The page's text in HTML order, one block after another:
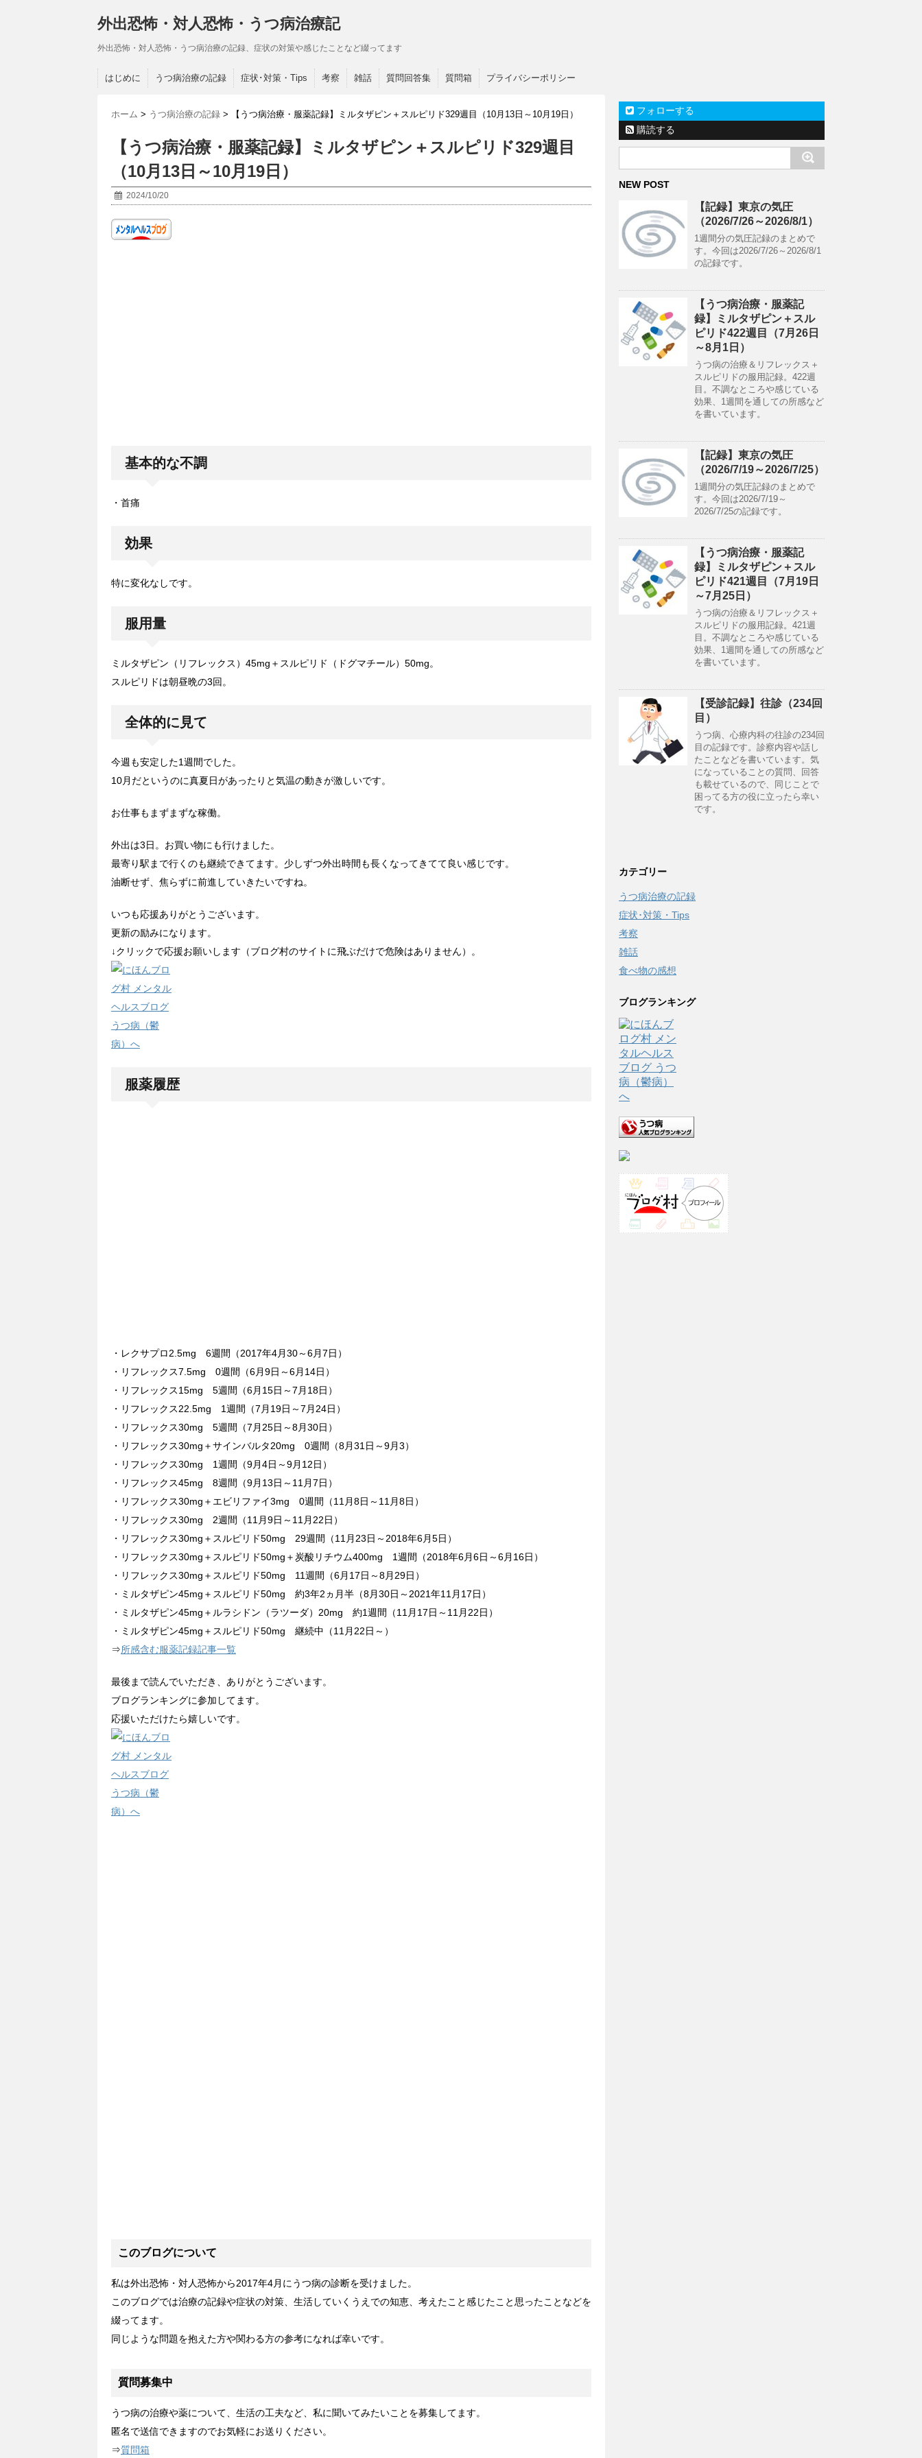
外出恐怖・対人恐怖・うつ病治療記
外出恐怖・対人恐怖・うつ病治療の記録、症状の対策や感じたことなど綴ってます
はじめに うつ病治療の記録 症状･対策・Tips 考察 雑話 質問回答集 質問箱 プライバシーポリシー
ホーム > うつ病治療の記録 > 【うつ病治療・服薬記録】ミルタザピン＋スルピリド329週目（10月13日～10月19日）
【うつ病治療・服薬記録】ミルタザピン＋スルピリド329週目
（10月13日～10月19日）
2024/10/20
基本的な不調
・首痛
効果
特に変化なしです。
服用量
ミルタザピン（リフレックス）45mg＋スルピリド（ドグマチール）50mg。
スルピリドは朝昼晩の3回。
全体的に見て
今週も安定した1週間でした。
10月だというのに真夏日があったりと気温の動きが激しいです。
お仕事もまずまずな稼働。
外出は3日。お買い物にも行けました。
最寄り駅まで行くのも継続できてます。少しずつ外出時間も長くなってきてて良い感じです。
油断せず、焦らずに前進していきたいですね。
いつも応援ありがとうございます。
更新の励みになります。
↓クリックで応援お願いします（ブログ村のサイトに飛ぶだけで危険はありません）。
服薬履歴
・レクサプロ2.5mg 6週間（2017年4月30～6月7日）
・リフレックス7.5mg 0週間（6月9日～6月14日）
・リフレックス15mg 5週間（6月15日～7月18日）
・リフレックス22.5mg 1週間（7月19日～7月24日）
・リフレックス30mg 5週間（7月25日～8月30日）
・リフレックス30mg＋サインバルタ20mg 0週間（8月31日～9月3）
・リフレックス30mg 1週間（9月4日～9月12日）
・リフレックス45mg 8週間（9月13日～11月7日）
・リフレックス30mg＋エビリファイ3mg 0週間（11月8日～11月8日）
・リフレックス30mg 2週間（11月9日～11月22日）
・リフレックス30mg＋スルピリド50mg 29週間（11月23日～2018年6月5日）
・リフレックス30mg＋スルピリド50mg＋炭酸リチウム400mg 1週間（2018年6月6日～6月16日）
・リフレックス30mg＋スルピリド50mg 11週間（6月17日～8月29日）
・ミルタザピン45mg＋スルピリド50mg 約3年2ヵ月半（8月30日～2021年11月17日）
・ミルタザピン45mg＋ルラシドン（ラツーダ）20mg 約1週間（11月17日～11月22日）
・ミルタザピン45mg＋スルピリド50mg 継続中（11月22日～）
⇒所感含む服薬記録記事一覧
最後まで読んでいただき、ありがとうございます。
ブログランキングに参加してます。
応援いただけたら嬉しいです。
このブログについて
私は外出恐怖・対人恐怖から2017年4月にうつ病の診断を受けました。
このブログでは治療の記録や症状の対策、生活していくうえでの知恵、考えたこと感じたこと思ったことなどを
綴ってます。
同じような問題を抱えた方や関わる方の参考になれば幸いです。
質問募集中
うつ病の治療や薬について、生活の工夫など、私に聞いてみたいことを募集してます。
匿名で送信できますのでお気軽にお送りください。
⇒質問箱
フォローする
購読する
NEW POST
【記録】東京の気圧
（2026/7/26～2026/8/1）
1週間分の気圧記録のまとめで
す。今回は2026/7/26～2026/8/1
の記録です。
【うつ病治療・服薬記
録】ミルタザピン＋スル
ピリド422週目（7月26日
～8月1日）
うつ病の治療＆リフレックス＋
スルピリドの服用記録。422週
目。不調なところや感じている
効果、1週間を通しての所感など
を書いています。
【記録】東京の気圧
（2026/7/19～2026/7/25）
1週間分の気圧記録のまとめで
す。今回は2026/7/19～
2026/7/25の記録です。
【うつ病治療・服薬記
録】ミルタザピン＋スル
ピリド421週目（7月19日
～7月25日）
うつ病の治療＆リフレックス＋
スルピリドの服用記録。421週
目。不調なところや感じている
効果、1週間を通しての所感など
を書いています。
【受診記録】往診（234回
目）
うつ病、心療内科の往診の234回
目の記録です。診察内容や話し
たことなどを書いています。気
になっていることの質問、回答
も載せているので、同じことで
困ってる方の役に立ったら幸い
です。
カテゴリー
うつ病治療の記録
症状･対策・Tips
考察
雑話
食べ物の感想
ブログランキング